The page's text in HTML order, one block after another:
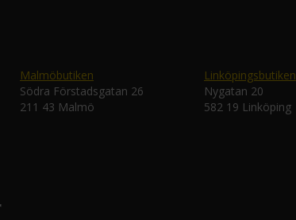
Malmöbutiken
Södra Förstadsgatan 26
211 43 Malmö
Linköpingsbutiken
Nygatan 20
582 19 Linköping